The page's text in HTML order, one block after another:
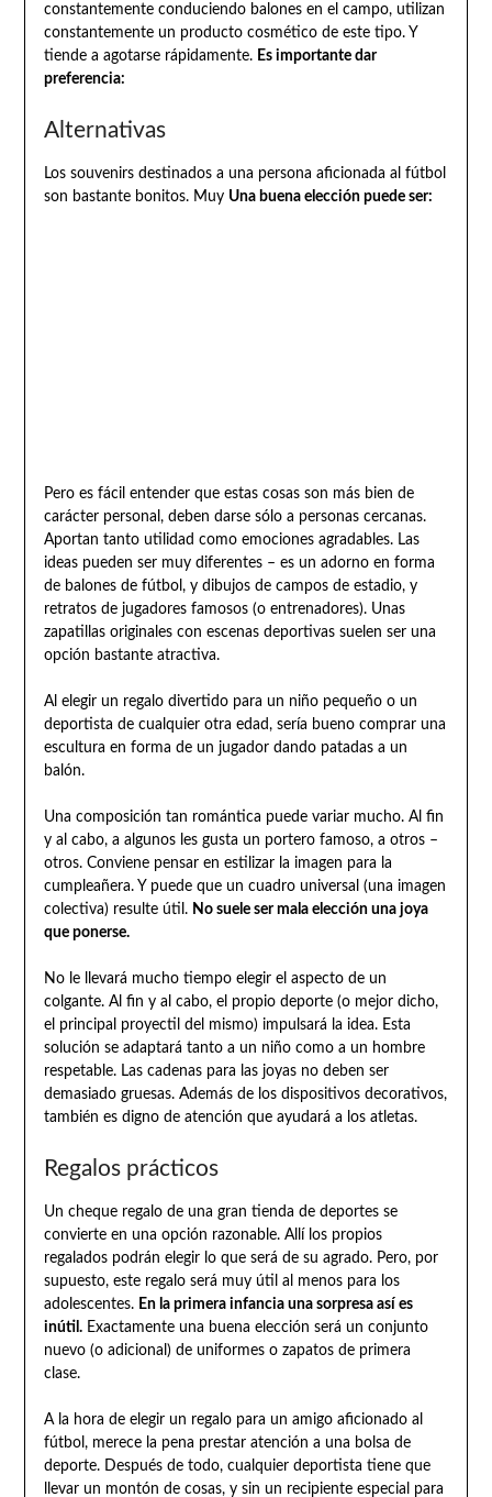
constantemente conduciendo balones en el campo, utilizan
constantemente un producto cosmético de este tipo. Y
tiende a agotarse rápidamente. Es importante dar
preferencia:
Alternativas
Los souvenirs destinados a una persona aficionada al fútbol
son bastante bonitos. Muy Una buena elección puede ser:
Pero es fácil entender que estas cosas son más bien de
carácter personal, deben darse sólo a personas cercanas.
Aportan tanto utilidad como emociones agradables. Las
ideas pueden ser muy diferentes – es un adorno en forma
de balones de fútbol, y dibujos de campos de estadio, y
retratos de jugadores famosos (o entrenadores). Unas
zapatillas originales con escenas deportivas suelen ser una
opción bastante atractiva.
Al elegir un regalo divertido para un niño pequeño o un
deportista de cualquier otra edad, sería bueno comprar una
escultura en forma de un jugador dando patadas a un
balón.
Una composición tan romántica puede variar mucho. Al fin
y al cabo, a algunos les gusta un portero famoso, a otros –
otros. Conviene pensar en estilizar la imagen para la
cumpleañera. Y puede que un cuadro universal (una imagen
colectiva) resulte útil. No suele ser mala elección una joya
que ponerse.
No le llevará mucho tiempo elegir el aspecto de un
colgante. Al fin y al cabo, el propio deporte (o mejor dicho,
el principal proyectil del mismo) impulsará la idea. Esta
solución se adaptará tanto a un niño como a un hombre
respetable. Las cadenas para las joyas no deben ser
demasiado gruesas. Además de los dispositivos decorativos,
también es digno de atención que ayudará a los atletas.
Regalos prácticos
Un cheque regalo de una gran tienda de deportes se
convierte en una opción razonable. Allí los propios
regalados podrán elegir lo que será de su agrado. Pero, por
supuesto, este regalo será muy útil al menos para los
adolescentes. En la primera infancia una sorpresa así es
inútil.Exactamente una buena elección será un conjunto
nuevo (o adicional) de uniformes o zapatos de primera
clase.
A la hora de elegir un regalo para un amigo aficionado al
fútbol, merece la pena prestar atención a una bolsa de
deporte. Después de todo, cualquier deportista tiene que
llevar un montón de cosas, y sin un recipiente especial para